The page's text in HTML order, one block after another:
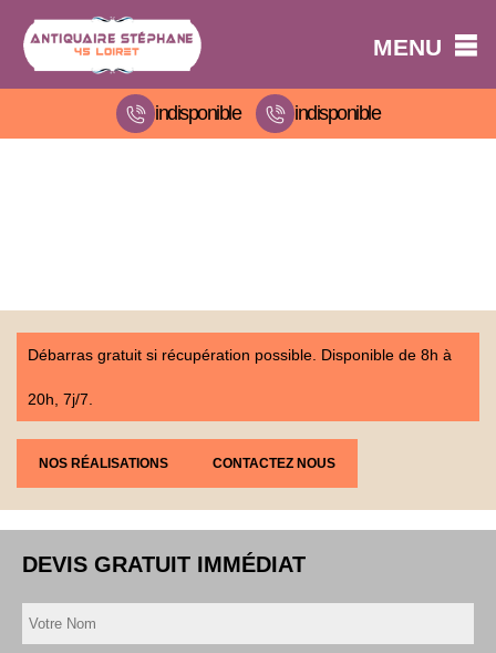
MENU
indisponible indisponible
Débarras gratuit si récupération possible. Disponible de 8h à
20h, 7j/7.
NOS RÉALISATIONS CONTACTEZ NOUS
DEVIS GRATUIT IMMÉDIAT